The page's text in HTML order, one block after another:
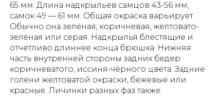
65 мм. Длина надкрыльев самцов 43-56 мм,
самок 49 — 61 мм. Общая окраска варьирует.
Обычно она зелёная, коричневая, желтовато-
зелёная или серая. Надкрылья блестящие и
отчётливо длиннее конца брюшка. Нижняя
часть внутренней стороны задних бедер
коричневатого, иссиня-чёрного цвета. Задние
голени желтоватой окраски, бежевые или
красные. Личинки разных фаз также